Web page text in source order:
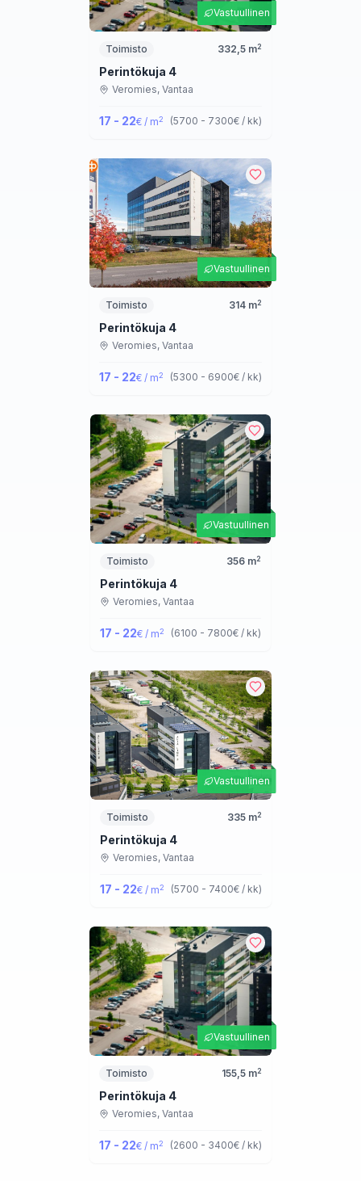
Vastuullinen
Toimisto 332,5 m2
Perintökuja 4
Veromies, Vantaa
17 - 22€ / m2 (5700 - 7300€ / kk)
Vastuullinen
Toimisto 314 m2
Perintökuja 4
Veromies, Vantaa
17 - 22€ / m2 (5300 - 6900€ / kk)
Vastuullinen
Toimisto 356 m2
Perintökuja 4
Veromies, Vantaa
17 - 22€ / m2 (6100 - 7800€ / kk)
Vastuullinen
Toimisto 335m2
Perintökuja 4
Veromies, Vantaa
17 - 22€ / m2 (5700 - 7400€ / kk)
Vastuullinen
Toimisto 155,5 m2
Perintökuja 4
Veromies, Vantaa
17 - 22€ / m2 (2600 - 3400€ / kk)